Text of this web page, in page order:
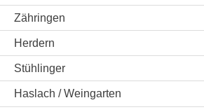
Zähringen
Herdern
Stühlinger
Haslach / Weingarten